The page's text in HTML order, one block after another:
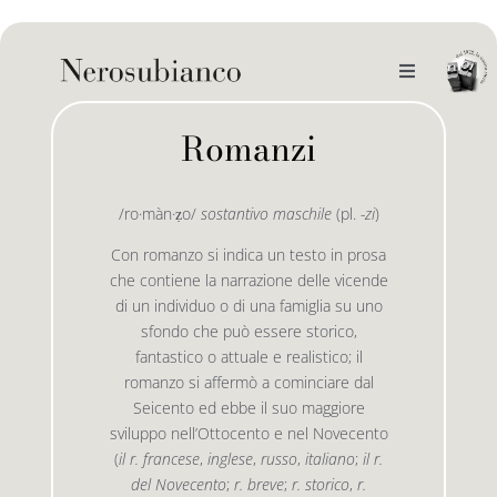
to
Toggle
Navigation
noi
le bandiere le drizze
le bandiere le bandiere in verticale
Romanzi
/ro·màn·ẓo/ sostantivo maschile (pl. -zi)
Con romanzo si indica un testo in prosa
che contiene la narrazione delle vicende
di un individuo o di una famiglia su uno
sfondo che può essere storico,
fantastico o attuale e realistico; il
romanzo si affermò a cominciare dal
Seicento ed ebbe il suo maggiore
sviluppo nell’Ottocento e nel Novecento
(il r. francese, inglese, russo, italiano; il r.
del Novecento; r. breve; r. storico, r.